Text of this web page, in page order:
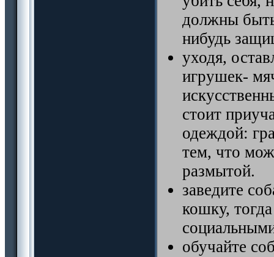
должны
нибудь
уходя,
игрушек-
стоит
одеждой:
тем, что
размытой.
заведите
кошку,
обучайте